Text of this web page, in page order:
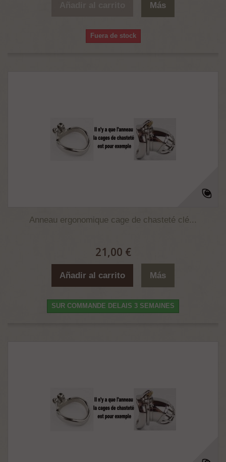
Más
Fuera de stock
Anneau ergonomique cage de chasteté clé...
21,00 €
Añadir al carrito Más
SUR COMMANDE DELAIS 3 SEMAINES